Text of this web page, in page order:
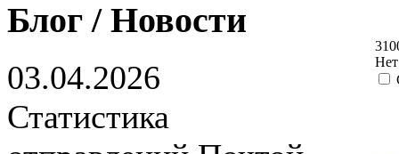
Блог / Новости
03.04.2026
Статистика
Нет